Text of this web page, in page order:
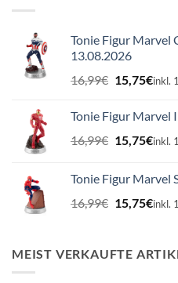
Tonie Figur Marvel
13.08.2026
16,99€
Preis
16,99€
15,75€inkl.
Tonie Figur Marvel
16,99€
Preis
16,99€
15,75€inkl.
Tonie Figur Marvel
16,99€
Preis
16,99€
15,75€inkl.
MEIST VERKAUFTE